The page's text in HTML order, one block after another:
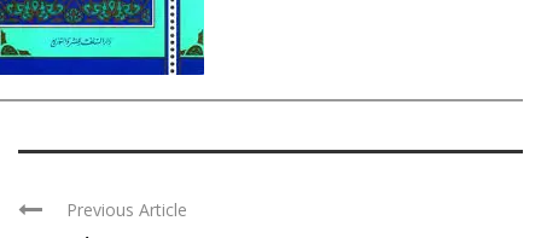
Previous Article